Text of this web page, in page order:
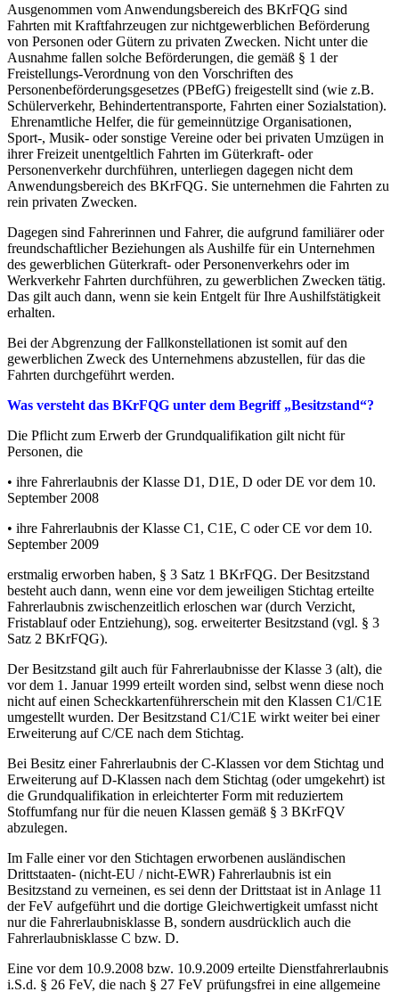
Ausgenommen vom Anwendungsbereich des BKrFQG sind
Fahrten mit Kraftfahrzeugen zur nichtgewerblichen Beförderung
von Personen oder Gütern zu privaten Zwecken. Nicht unter die
Ausnahme fallen solche Beförderungen, die gemäß § 1 der
Freistellungs-Verordnung von den Vorschriften des
Personenbeförderungsgesetzes (PBefG) freigestellt sind (wie z.B.
Schülerverkehr, Behindertentransporte, Fahrten einer Sozialstation).
Ehrenamtliche Helfer, die für gemeinnützige Organisationen,
Sport-, Musik- oder sonstige Vereine oder bei privaten Umzügen in
ihrer Freizeit unentgeltlich Fahrten im Güterkraft- oder
Personenverkehr durchführen, unterliegen dagegen nicht dem
Anwendungsbereich des BKrFQG. Sie unternehmen die Fahrten zu
rein privaten Zwecken.
Dagegen sind Fahrerinnen und Fahrer, die aufgrund familiärer oder
freundschaftlicher Beziehungen als Aushilfe für ein Unternehmen
des gewerblichen Güterkraft- oder Personenverkehrs oder im
Werkverkehr Fahrten durchführen, zu gewerblichen Zwecken tätig.
Das gilt auch dann, wenn sie kein Entgelt für Ihre Aushilfstätigkeit
erhalten.
Bei der Abgrenzung der Fallkonstellationen ist somit auf den
gewerblichen Zweck des Unternehmens abzustellen, für das die
Fahrten durchgeführt werden.
Was versteht das BKrFQG unter dem Begriff „Besitzstand“?
Die Pflicht zum Erwerb der Grundqualifikation gilt nicht für
Personen, die
• ihre Fahrerlaubnis der Klasse D1, D1E, D oder DE vor dem 10.
September 2008
• ihre Fahrerlaubnis der Klasse C1, C1E, C oder CE vor dem 10.
September 2009
erstmalig erworben haben, § 3 Satz 1 BKrFQG. Der Besitzstand
besteht auch dann, wenn eine vor dem jeweiligen Stichtag erteilte
Fahrerlaubnis zwischenzeitlich erloschen war (durch Verzicht,
Fristablauf oder Entziehung), sog. erweiterter Besitzstand (vgl. § 3
Satz 2 BKrFQG).
Der Besitzstand gilt auch für Fahrerlaubnisse der Klasse 3 (alt), die
vor dem 1. Januar 1999 erteilt worden sind, selbst wenn diese noch
nicht auf einen Scheckkartenführerschein mit den Klassen C1/C1E
umgestellt wurden. Der Besitzstand C1/C1E wirkt weiter bei einer
Erweiterung auf C/CE nach dem Stichtag.
Bei Besitz einer Fahrerlaubnis der C-Klassen vor dem Stichtag und
Erweiterung auf D-Klassen nach dem Stichtag (oder umgekehrt) ist
die Grundqualifikation in erleichterter Form mit reduziertem
Stoffumfang nur für die neuen Klassen gemäß § 3 BKrFQV
abzulegen.
Im Falle einer vor den Stichtagen erworbenen ausländischen
Drittstaaten- (nicht-EU / nicht-EWR) Fahrerlaubnis ist ein
Besitzstand zu verneinen, es sei denn der Drittstaat ist in Anlage 11
der FeV aufgeführt und die dortige Gleichwertigkeit umfasst nicht
nur die Fahrerlaubnisklasse B, sondern ausdrücklich auch die
Fahrerlaubnisklasse C bzw. D.
Eine vor dem 10.9.2008 bzw. 10.9.2009 erteilte Dienstfahrerlaubnis
i.S.d. § 26 FeV, die nach § 27 FeV prüfungsfrei in eine allgemeine